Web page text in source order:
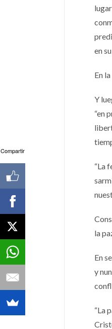
en
En
Y
“en
“La
la
En
y
“La
Compartir